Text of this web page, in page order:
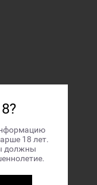
18 лет.
должны